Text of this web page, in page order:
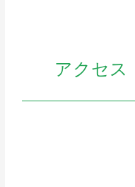
アクセス